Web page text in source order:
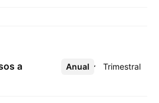
a
Anual Trimestral
Más